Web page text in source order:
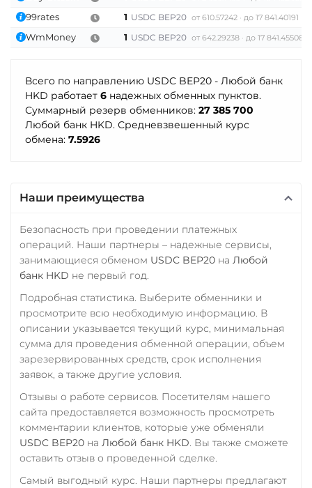
Tezos (XTZ)
Tornado Cash (TORN)
Tron (TRX)
TrueUSD (TUSD)
Trust Wallet Token (TWT)
Uniswap (UNI)
ERC20
SOL
CRONOS
ARB
OP
BASE
RONIN
NEAR
Utopia USD (UUSD)
VeChain (VET)
Verge (XVG)
РНКБ RUB
Росбанк RUB
Россельхоз банк RUB
Совкомбанк RUB
Счет ИП/ООО
CNY
Тинькофф
RUB
CASH-IN RUB
QR RUB
УкрСиббанк UAH
Фридом Банк KZT
Центр Кредит KZT
Элкарт KGS
99rates 1 USDC BEP20 от 610.57242 до 17 841.40191
WmMoney 1 USDC BEP20 от 642.29238 до 17 841.45508
Всего по направлению USDC BEP20 - Любой банк
HKD работает 6 надежных обменных пунктов.
Суммарный резерв обменников: 27 385 700
Любой банк HKD. Средневзвешенный курс
обмена: 7.5926
Наши преимущества
Безопасность при проведении платежных
операций. Наши партнеры – надежные сервисы,
занимающиеся обменом USDC BEP20 на Любой
банк HKD не первый год.
Подробная статистика. Выберите обменники и
просмотрите всю необходимую информацию. В
описании указывается текущий курс, минимальная
сумма для проведения обменной операции, объем
зарезервированных средств, срок исполнения
заявок, а также другие условия.
Отзывы о работе сервисов. Посетителям нашего
сайта предоставляется возможность просмотреть
комментарии клиентов, которые уже обменяли
USDC BEP20 на Любой банк HKD. Вы также сможете
оставить отзыв о проведенной сделке.
Самый выгодный курс. Наши партнеры предлагают